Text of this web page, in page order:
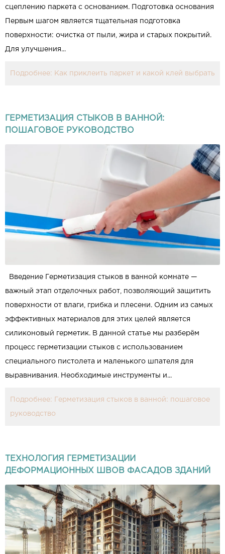
сцеплению паркета с основанием. Подготовка основания
Первым шагом является тщательная подготовка
поверхности: очистка от пыли, жира и старых покрытий.
Для улучшения...
Подробнее: Как приклеить паркет и какой клей выбрать
ГЕРМЕТИЗАЦИЯ СТЫКОВ В ВАННОЙ:
ПОШАГОВОЕ РУКОВОДСТВО
Введение Герметизация стыков в ванной комнате —
важный этап отделочных работ, позволяющий защитить
поверхности от влаги, грибка и плесени. Одним из самых
эффективных материалов для этих целей является
силиконовый герметик. В данной статье мы разберём
процесс герметизации стыков с использованием
специального пистолета и маленького шпателя для
выравнивания. Необходимые инструменты и...
Подробнее: Герметизация стыков в ванной: пошаговое
руководство
ТЕХНОЛОГИЯ ГЕРМЕТИЗАЦИИ
ДЕФОРМАЦИОННЫХ ШВОВ ФАСАДОВ ЗДАНИЙ